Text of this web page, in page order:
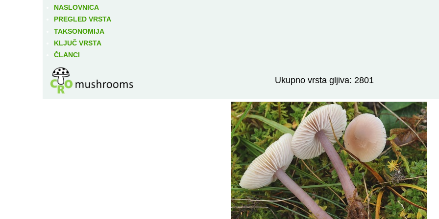
NASLOVNICA
PREGLED VRSTA
TAKSONOMIJA
KLJUČ VRSTA
ČLANCI
Ukupno vrsta gljiva: 2801